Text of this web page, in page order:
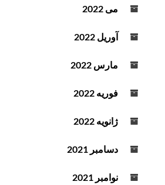
می 2022
آوریل 2022
مارس 2022
فوریه 2022
ژانویه 2022
دسامبر 2021
نوامبر 2021